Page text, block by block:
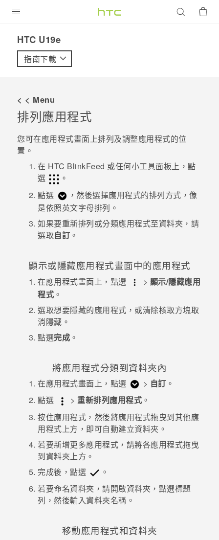
VIVE
配件
優惠專區
焦點訊息
校園專案
企業採購
銷售門市
銷售通路
支援服務
VIVELAND
HTC U19e‎
指南下載
< < Menu
排列應用程式
您可在應用程式畫面上排列及調整應用程式的位
置。
在 HTC BlinkFeed 或任何小工具面板上，點
選
。
點選
，然後選擇應用程式的排列方式，像
是依照英文字母排列。
如果要重新排列或分類應用程式至資料夾，請
選取自訂 。
顯示或隱藏應用程式畫面中的應用程式
在應用程式畫面上，點選 > 顯示/隱藏應用
程式 。
選取想要隱藏的應用程式，或清除核取方塊取
消隱藏。
點選完成 。
將應用程式分類到資料夾內
在應用程式畫面上，點選 > 自訂 。
點選
> 重新排列應用程式 。
按住應用程式，然後將應用程式拖曳到其他應
用程式上方，即可自動建立資料夾。
若要新增更多應用程式，請將各應用程式拖曳
到資料夾上方。
完成後，點選
。
若要命名資料夾，請開啟資料夾，點選標題
列，然後輸入資料夾名稱。
移動應用程式和資料夾